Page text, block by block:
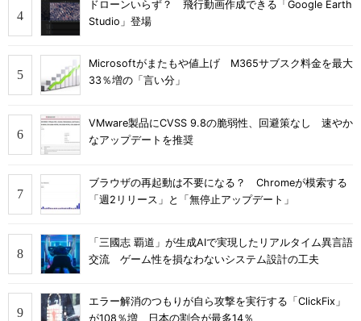
ドローンいらず？ 飛行動画作成できる「Google Earth
Studio」登場
Microsoftがまたもや値上げ M365サブスク料金を最大
33％増の「言い分」
VMware製品にCVSS 9.8の脆弱性、回避策なし 速やか
なアップデートを推奨
ブラウザの再起動は不要になる？ Chromeが模索する
「週2リリース」と「無停止アップデート」
「三國志 覇道」が生成AIで実現したリアルタイム異言語
交流 ゲーム性を損なわないシステム設計の工夫
エラー解消のつもりが自ら攻撃を実行する「ClickFix」
が108％増 日本の割合が最多14％